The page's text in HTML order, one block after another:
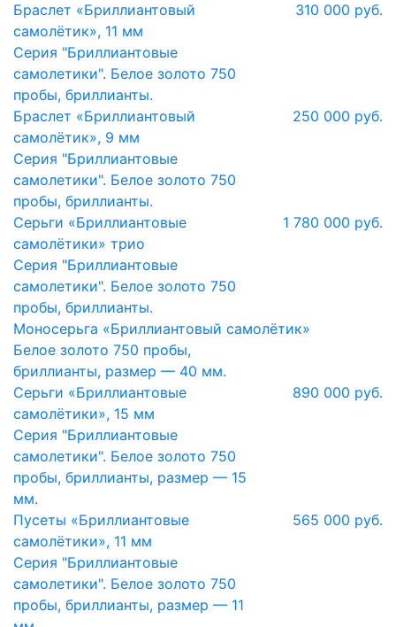
Браслет «Бриллиантовый
самолётик», 11 мм
310 000 руб.
Серия "Бриллиантовые
самолетики". Белое золото 750
пробы, бриллианты.
Браслет «Бриллиантовый
самолётик», 9 мм
250 000 руб.
Серия "Бриллиантовые
самолетики". Белое золото 750
пробы, бриллианты.
Серьги «Бриллиантовые
самолётики» трио
1 780 000 руб.
Серия "Бриллиантовые
самолетики". Белое золото 750
пробы, бриллианты.
Моносерьга «Бриллиантовый самолётик»
Белое золото 750 пробы,
бриллианты, размер — 40 мм.
Серьги «Бриллиантовые
самолётики», 15 мм
890 000 руб.
Серия "Бриллиантовые
самолетики". Белое золото 750
пробы, бриллианты, размер — 15
мм.
Пусеты «Бриллиантовые
самолётики», 11 мм
565 000 руб.
Серия "Бриллиантовые
самолетики". Белое золото 750
пробы, бриллианты, размер — 11